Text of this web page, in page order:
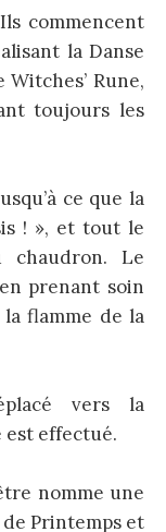
commencent
la Danse
Rune,
toujours les
ce que la
! », et tout le
chaudron. Le
prenant soin
flamme de la
vers la
est effectué.
nomme une
Printemps et